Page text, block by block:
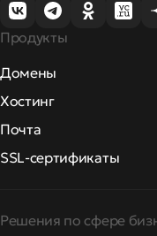
Продукты
Домены
Хостинг
Почта
SSL-сертификаты
Решения по сфере